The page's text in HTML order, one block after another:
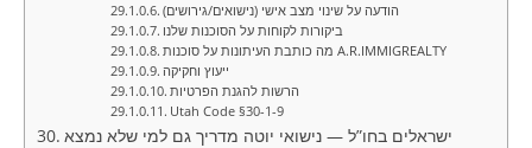
הודעה על שינוי מצב אישי (נישואים/גירושים)
ביקורות לקוחות על הסוכנות שלנו
מה כותבת העיתונות על סוכנות A.R.IMMIGREALTY
ייעוץ וחקיקה
הרשות להגנת הפרטיות
Utah Code §30-1-9
ישראלים בחו”ל — נישואי יוטה מדריך גם למי שלא נמצא